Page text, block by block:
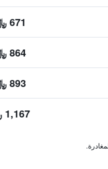
671 ﷼
864 ﷼
893 ﷼
1,167 ﷼